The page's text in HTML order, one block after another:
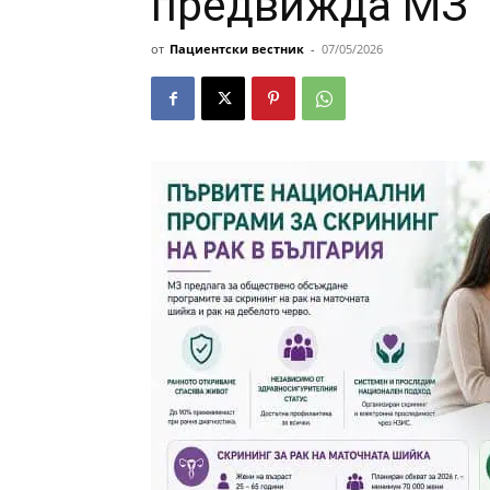
от Пациентски вестник - 07/05/2026